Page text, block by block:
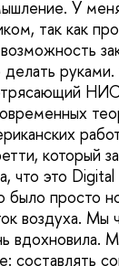
У
так как
делать
который
что это
было просто
воздуха. Мы
вдохновила.
составлять